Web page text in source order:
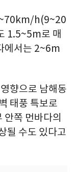
h(9~20
1.5~5m로 매
에서는 2~6m
향으로 남해동
태풍 특보로
안쪽 먼바다의
될 수도 있다고